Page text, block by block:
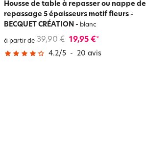
Housse de table à repasser ou nappe de
repassage 5 épaisseurs motif fleurs -
BECQUET CRÉATION - blanc
à partir de 39,90 € 19,95 €*
4.2/5 - 20 avis